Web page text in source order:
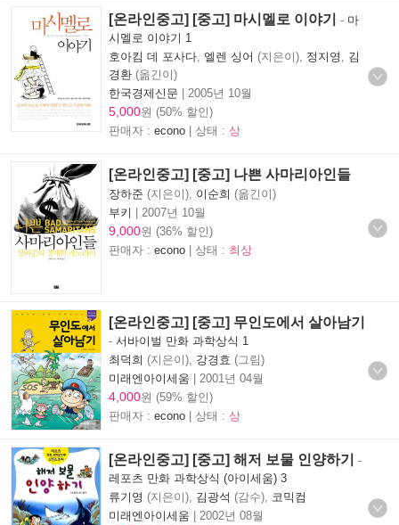
[온라인중고] [중고] 마시멜로 이야기 - 마
시멜로 이야기 1
호아킴 데 포사다 엘렌 싱어 (지은이), 정지영
김
경환 (옮긴이)
한국경제신문 | 2005년 10월
5,000원 (50% 할인)
판매자 : econo | 상태 : 상
[온라인중고] [중고] 나쁜 사마리아인들
장하준 (지은이), 이순희 (옮긴이)
부키 | 2007년 10월
9,000원 (36% 할인)
판매자 : econo | 상태 : 최상
[온라인중고] [중고] 무인도에서 살아남기
- 서바이벌 만화 과학상식 1
최덕희 (지은이), 강경효 (그림)
미래엔아이세움 | 2001년 04월
4,000원 (59% 할인)
판매자 : econo | 상태 : 상
[온라인중고] [중고] 해저 보물 인양하기
-
레포츠 만화 과학상식 (아이세움) 3
류기영 (지은이), 김광석 (감수),
코믹컴
미래엔아이세움 | 2002년 08월